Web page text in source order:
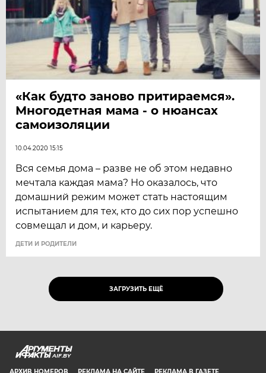
«Как будто заново притираемся».
Многодетная мама - о нюансах
самоизоляции
10.04.2020 15:15
Вся семья дома – разве не об этом недавно
мечтала каждая мама? Но оказалось, что
домашний режим может стать настоящим
испытанием для тех, кто до сих пор успешно
совмещал и дом, и карьеру.
ДЕТИ И РОДИТЕЛИ
ЗАГРУЗИТЬ ЕЩЁ
AIF.BY
АРХИВ НОМЕРОВ РЕКЛАМА НА САЙТЕ РЕКЛАМА В ГАЗЕТЕ